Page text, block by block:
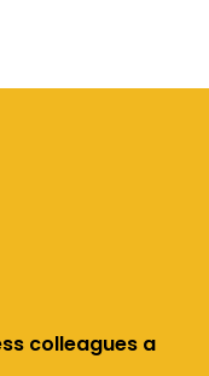
colleagues a